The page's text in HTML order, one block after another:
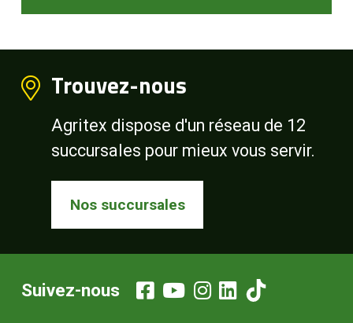
Trouvez-nous
Agritex dispose d'un réseau de 12
succursales pour mieux vous servir.
Nos succursales
Suivez-nous